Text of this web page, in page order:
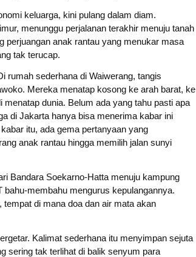
keluarga, kini pulang dalam diam.
menunggu perjalanan terakhir menuju tanah
perjuangan anak rantau yang menukar masa
tak terucap.
rumah sederhana di Waiwerang, tangis
Mereka menatap kosong ke arah barat, ke
dunia. Belum ada yang tahu pasti apa
di Jakarta hanya bisa menerima kabar ini
itu, ada gema pertanyaan yang
anak rantau hingga memilih jalan sunyi
Bandara Soekarno-Hatta menuju kampung
membahu mengurus kepulangannya.
di mana doa dan air mata akan
Kalimat sederhana itu menyimpan sejuta
sering tak terlihat di balik senyum para